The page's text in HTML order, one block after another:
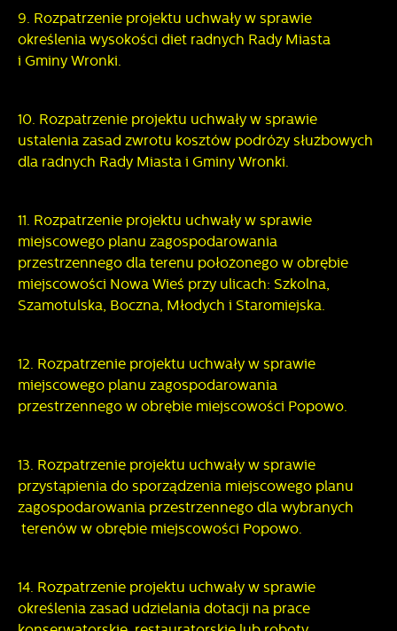
9. Rozpatrzenie projektu uchwały w sprawie
określenia wysokości diet radnych Rady Miasta
i Gminy Wronki.
10. Rozpatrzenie projektu uchwały w sprawie
ustalenia zasad zwrotu kosztów podróży służbowych
dla radnych Rady Miasta i Gminy Wronki.
11. Rozpatrzenie projektu uchwały w sprawie
miejscowego planu zagospodarowania
przestrzennego dla terenu położonego w obrębie
miejscowości Nowa Wieś przy ulicach: Szkolna,
Szamotulska, Boczna, Młodych i Staromiejska.
12. Rozpatrzenie projektu uchwały w sprawie
miejscowego planu zagospodarowania
przestrzennego w obrębie miejscowości Popowo.
13. Rozpatrzenie projektu uchwały w sprawie
przystąpienia do sporządzenia miejscowego planu
zagospodarowania przestrzennego dla wybranych
terenów w obrębie miejscowości Popowo.
14. Rozpatrzenie projektu uchwały w sprawie
określenia zasad udzielania dotacji na prace